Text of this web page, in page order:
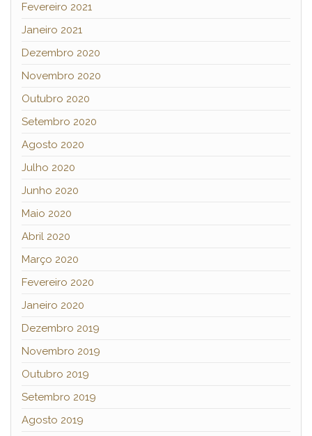
Fevereiro 2021
Janeiro 2021
Dezembro 2020
Novembro 2020
Outubro 2020
Setembro 2020
Agosto 2020
Julho 2020
Junho 2020
Maio 2020
Abril 2020
Março 2020
Fevereiro 2020
Janeiro 2020
Dezembro 2019
Novembro 2019
Outubro 2019
Setembro 2019
Agosto 2019